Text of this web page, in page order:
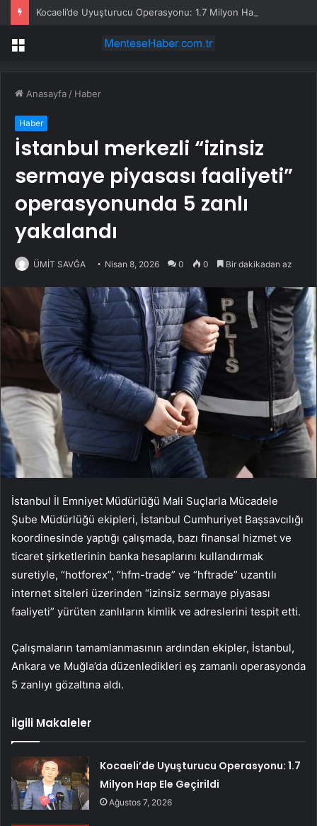
Menü
Anasayfa / Haber
Haber
İstanbul merkezli “izinsiz
sermaye piyasası faaliyeti”
operasyonunda 5 zanlı
yakalandı
ÜMİT SAVĞA Nisan 8, 2026 0 0 Bir dakikadan az
İstanbul İl Emniyet Müdürlüğü Mali Suçlarla Mücadele
Şube Müdürlüğü ekipleri, İstanbul Cumhuriyet Başsavcılığı
koordinesinde yaptığı çalışmada, bazı finansal hizmet ve
ticaret şirketlerinin banka hesaplarını kullandırmak
suretiyle, “hotforex”, “hfm-trade” ve “hftrade” uzantılı
internet siteleri üzerinden “izinsiz sermaye piyasası
faaliyeti” yürüten zanlıların kimlik ve adreslerini tespit etti.
Çalışmaların tamamlanmasının ardından ekipler, İstanbul,
Ankara ve Muğla’da düzenledikleri eş zamanlı operasyonda
5 zanlıyı gözaltına aldı.
İlgili Makaleler
Kocaeli’de Uyuşturucu Operasyonu: 1.7
Milyon Hap Ele Geçirildi
Ağustos 7, 2026